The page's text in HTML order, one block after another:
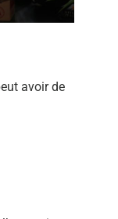
avoir de